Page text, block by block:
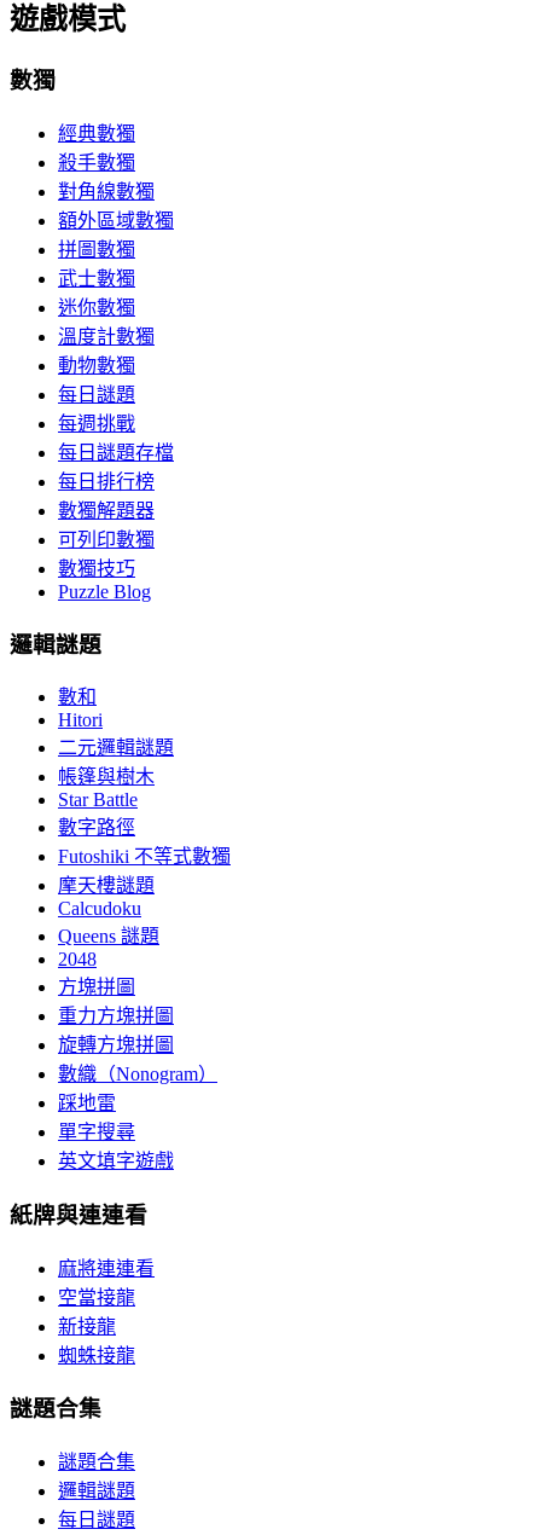
遊戲模式
數獨
經典數獨
殺手數獨
對角線數獨
額外區域數獨
拼圖數獨
武士數獨
迷你數獨
溫度計數獨
動物數獨
每日謎題
每週挑戰
每日謎題存檔
每日排行榜
數獨解題器
可列印數獨
數獨技巧
Puzzle Blog
邏輯謎題
數和
Hitori
二元邏輯謎題
帳篷與樹木
Star Battle
數字路徑
Futoshiki 不等式數獨
摩天樓謎題
Calcudoku
Queens 謎題
2048
方塊拼圖
重力方塊拼圖
旋轉方塊拼圖
數織（Nonogram）
踩地雷
單字搜尋
英文填字遊戲
紙牌與連連看
麻將連連看
空當接龍
新接龍
蜘蛛接龍
謎題合集
謎題合集
邏輯謎題
每日謎題